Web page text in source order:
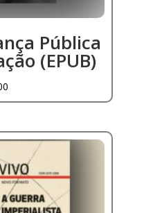
Pública
(EPUB)